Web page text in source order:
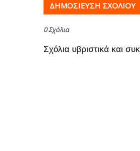
ΔΗΜΟΣΊΕΥΣΗ ΣΧΟΛΊΟΥ
0 Σχόλια
Σχόλια υβριστικά και